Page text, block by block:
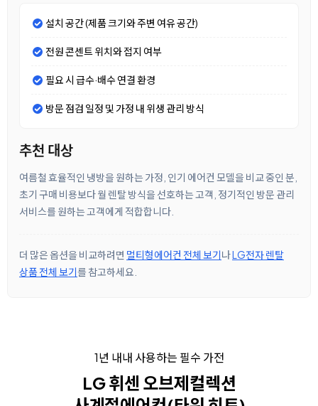
설치 공간 (제품 크기와 주변 여유 공간)
전원 콘센트 위치와 접지 여부
필요 시 급수·배수 연결 환경
방문 점검 일정 및 가정 내 위생 관리 방식
추천 대상
여름철 효율적인 냉방을 원하는 가정, 인기 에어컨 모델을 비교 중인 분,
초기 구매 비용보다 월 렌탈 방식을 선호하는 고객, 정기적인 방문 관리
서비스를 원하는 고객에게 적합합니다.
더 많은 옵션을 비교하려면 멀티형에어컨 전체 보기나LG전자 렌탈
상품 전체 보기를 참고하세요.
1년 내내 사용하는 필수 가전
LG 휘센 오브제컬렉션